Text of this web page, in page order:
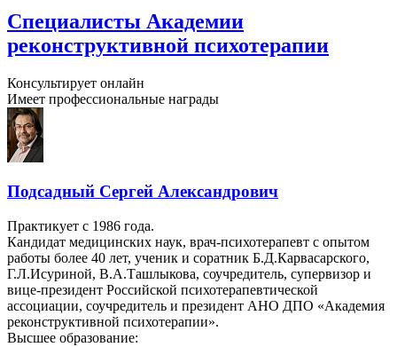
Специалисты Академии
реконструктивной психотерапии
Консультирует онлайн
Имеет профессиональные награды
Подсадный Сергей Александрович
Практикует с 1986 года.
Кандидат медицинских наук, врач-психотерапевт с опытом
работы более 40 лет, ученик и соратник Б.Д.Карвасарского,
Г.Л.Исуриной, В.А.Ташлыкова, соучредитель, супервизор и
вице-президент Российской психотерапевтической
ассоциации, соучредитель и президент АНО ДПО «Академия
реконструктивной психотерапии».
Высшее образование: